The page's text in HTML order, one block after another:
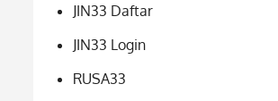
JIN33 Daftar
JIN33 Login
RUSA33